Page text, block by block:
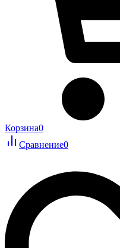
Корзина0
Сравнение0